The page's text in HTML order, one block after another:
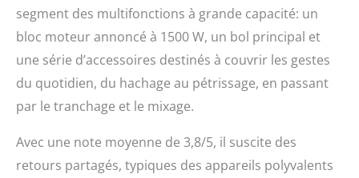
segment des multifonctions à grande capacité: un
bloc moteur annoncé à 1500 W, un bol principal et
une série d’accessoires destinés à couvrir les gestes
du quotidien, du hachage au pétrissage, en passant
par le tranchage et le mixage.
Avec une note moyenne de 3,8/5, il suscite des
retours partagés, typiques des appareils polyvalents